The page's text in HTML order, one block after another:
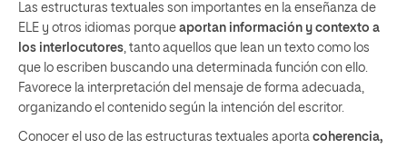
Las estructuras textuales son importantes en la enseñanza de
ELE y otros idiomas porque aportan información y contexto a
los interlocutores , tanto aquellos que lean un texto como los
que lo escriben buscando una determinada función con ello.
Favorece la interpretación del mensaje de forma adecuada,
organizando el contenido según la intención del escritor.
Conocer el uso de las estructuras textuales aporta coherencia,